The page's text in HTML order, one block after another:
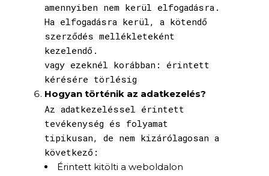
amennyiben nem kerül elfogadásra.
Ha elfogadásra kerül, a kötendő
szerződés mellékleteként
kezelendő.
vagy ezeknél korábban: érintett
kérésére törlésig
Hogyan történik az adatkezelés?
Az adatkezeléssel érintett
tevékenység és folyamat
tipikusan, de nem kizárólagosan a
következő:
Érintett kitölti a weboldalon